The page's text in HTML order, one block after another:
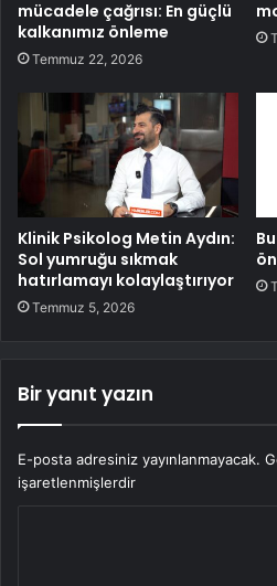
mücadele çağrısı: En güçlü
kalkanımız önleme
Temmuz 22, 2026
Klinik Psikolog Metin Aydın:
Sol yumruğu sıkmak
hatırlamayı kolaylaştırıyor
Temmuz 5, 2026
Bir yanıt yazın
E-posta adresiniz yayınlanmayacak.
işaretlenmişlerdir